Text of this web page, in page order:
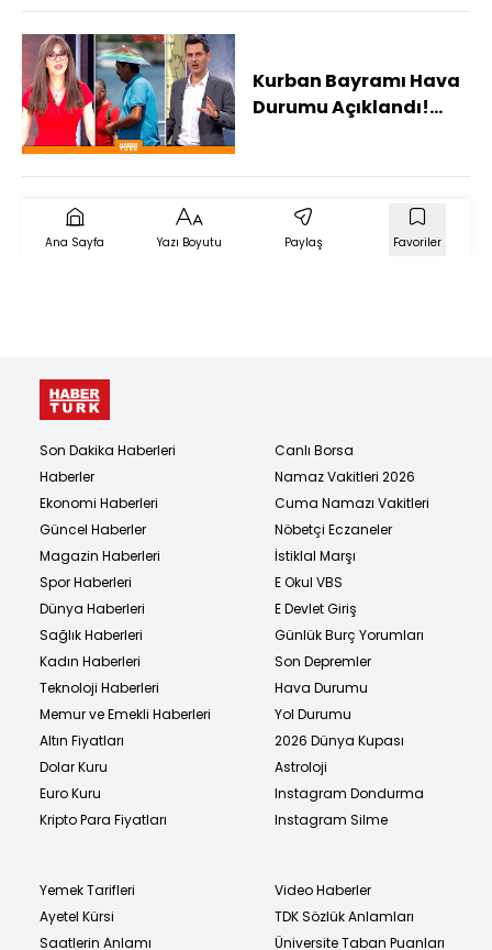
Kurban Bayramı Hava
Durumu Açıklandı!
Ana Sayfa Yazı Boyutu Paylaş Favoriler
Son Dakika Haberleri
Haberler
Ekonomi Haberleri
Güncel Haberler
Magazin Haberleri
Spor Haberleri
Dünya Haberleri
Sağlık Haberleri
Kadın Haberleri
Teknoloji Haberleri
Memur ve Emekli Haberleri
Altın Fiyatları
Dolar Kuru
Euro Kuru
Kripto Para Fiyatları
Canlı Borsa
Namaz Vakitleri 2026
Cuma Namazı Vakitleri
Nöbetçi Eczaneler
İstiklal Marşı
E Okul VBS
E Devlet Giriş
Günlük Burç Yorumları
Son Depremler
Hava Durumu
Yol Durumu
2026 Dünya Kupası
Astroloji
Instagram Dondurma
Instagram Silme
Yemek Tarifleri
Ayetel Kürsi
Saatlerin Anlamı
Video Haberler
TDK Sözlük Anlamları
Üniversite Taban Puanları